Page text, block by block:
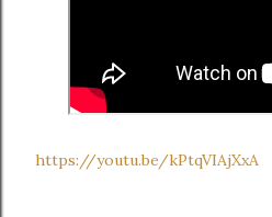
https://youtu.be/kPtqVIAjXxA